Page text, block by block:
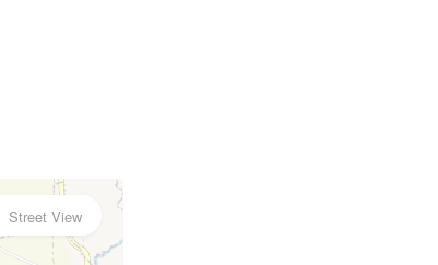
Street View